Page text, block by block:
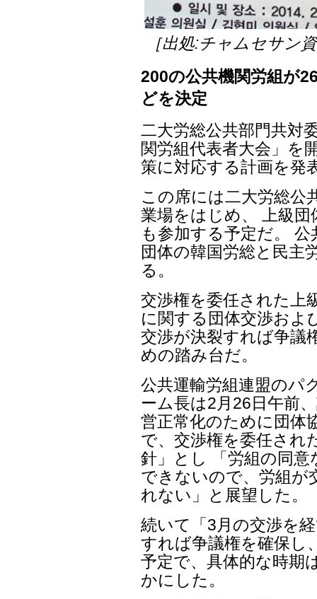
［出処:チャムセサン
200の公共機関労組が
どを決定
二大労総公共部門共対
関労組代表者大会」を
策に対応する計画を発
この席には二大労総公
業場をはじめ、 上級
も参加する予定だ。
団体の韓国労総と民主
る。
交渉権を委任された上
に関する団体交渉およ
交渉が決裂すれば争議
めの踏み台だ。
公共運輸労組連盟のパ
ーム長は2月26日午前
営正常化のために団体
で、交渉権を委任され
針」とし 「労組の同
できないので、労組が
れない」と展望した。
続いて「3月の交渉を
すれば争議権を確保し
予定で、具体的な時期
かにした。